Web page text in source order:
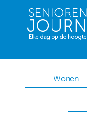
Wonen